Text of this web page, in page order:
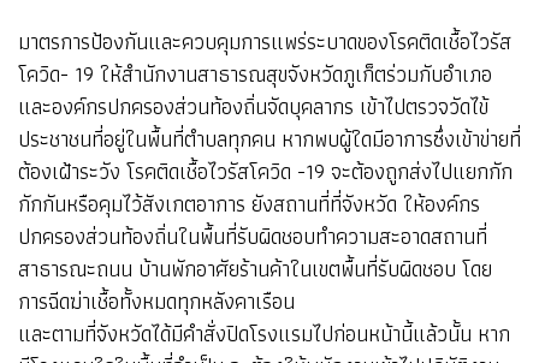
มาตรการป้องกันและควบคุมการแพร่ระบาดของโรคติดเชื้อไวรัส
โควิด- 19 ให้สำนักงานสาธารณสุขจังหวัดภูเก็ตร่วมกับอำเภอ
และองค์กรปกครองส่วนท้องถิ่นจัดบุคลากร เข้าไปตรวจวัดไข้
ประชาชนที่อยู่ในพื้นที่ตำบลทุกคน หากพบผู้ใดมีอาการซึ่งเข้าข่ายที่
ต้องเฝ้าระวัง โรคติดเชื้อไวรัสโควิด -19 จะต้องถูกส่งไปแยกกัก
กักกันหรือคุมไว้สังเกตอาการ ยังสถานที่ที่จังหวัด ให้องค์กร
ปกครองส่วนท้องถิ่นในพื้นที่รับผิดชอบทำความสะอาดสถานที่
สาธารณะถนน บ้านพักอาศัยร้านค้าในเขตพื้นที่รับผิดชอบ โดย
การฉีดฆ่าเชื้อทั้งหมดทุกหลังคาเรือน
และตามที่จังหวัดได้มีคำสั่งปิดโรงแรมไปก่อนหน้านี้แล้วนั้น หาก